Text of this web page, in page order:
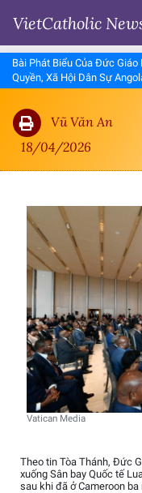
VietCatholic
Bài Phát Biểu Của Đức Giáo
Quyền, Xã Hội Dân Sự
Vũ Văn An
18/04/2026
Vatican Media
Theo tin Tòa Thánh, Đức
xuống Sân bay Quốc tế
sau khi đã ở Cameroon ba